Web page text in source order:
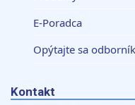
môžu príslušné
keď ste používali ich
E-Poradca
Opýtajte sa
Kontakt